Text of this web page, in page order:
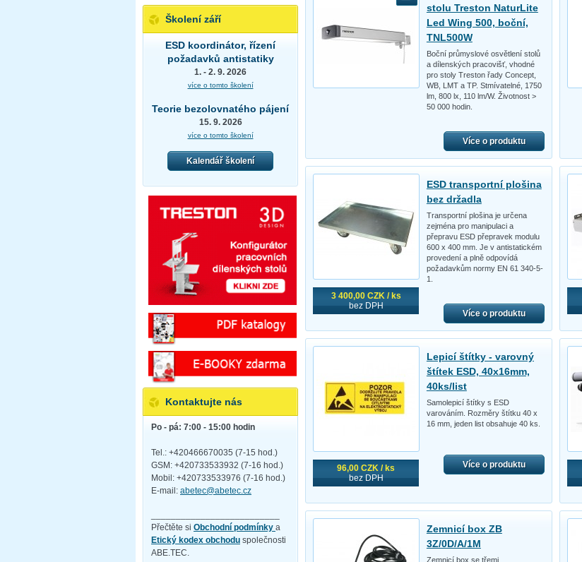
stolu Treston NaturLite
Led Wing 500, boční,
TNL500W
Boční průmyslové osvětlení stolů
a dílenských pracovišť, vhodné
pro stoly Treston řady Concept,
WB, LMT a TP. Stmívatelné, 1750
lm, 800 lx, 110 lm/W. Životnost >
50 000 hodin.
Více o produktu
3 400,00 CZK / ks
bez DPH
ESD transportní plošina
bez držadla
Transportní plošina je určena
zejména pro manipulaci a
přepravu ESD přepravek modulu
600 x 400 mm. Je v antistatickém
provedení a plně odpovídá
požadavkům normy EN 61 340-5-
1.
Více o produktu
96,00 CZK / ks
bez DPH
Lepicí štítky - varovný
štítek ESD, 40x16mm,
40ks/list
Samolepicí štítky s ESD
varováním. Rozměry štítku 40 x
16 mm, jeden list obsahuje 40 ks.
Více o produktu
Zemnicí box ZB
3Z/0D/A/1M
Zemnicí box se třemi
Školení září
ESD koordinátor, řízení
požadavků antistatiky
1. - 2. 9. 2026
více o tomto školení
Teorie bezolovnatého pájení
15. 9. 2026
více o tomto školení
Kalendář školení
Kontaktujte nás
Po - pá: 7:00 - 15:00 hodin
Tel.: +420466670035 (7-15 hod.)
GSM: +420733533932 (7-16 hod.)
Mobil: +420733533976 (7-16 hod.)
E-mail: abetec@abetec.cz
Přečtěte si Obchodní podmínky a
Etický kodex obchodu společnosti
ABE.TEC.